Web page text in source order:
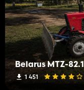
Belarus MTZ-82.1
1 451